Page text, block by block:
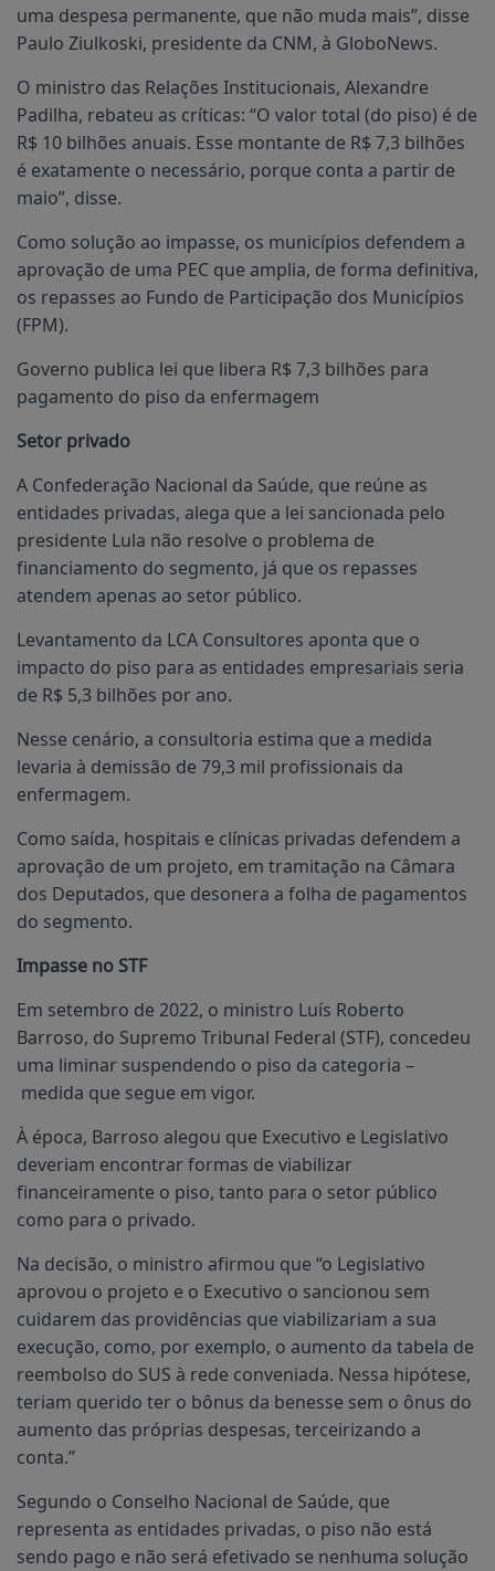
uma despesa permanente, que não muda mais”, disse
Paulo Ziulkoski, presidente da CNM, à GloboNews.
O ministro das Relações Institucionais, Alexandre
Padilha, rebateu as críticas: “O valor total (do piso) é de
R$ 10 bilhões anuais. Esse montante de R$ 7,3 bilhões
é exatamente o necessário, porque conta a partir de
maio”, disse.
Como solução ao impasse, os municípios defendem a
aprovação de uma PEC que amplia, de forma definitiva,
os repasses ao Fundo de Participação dos Municípios
(FPM).
Governo publica lei que libera R$ 7,3 bilhões para
pagamento do piso da enfermagem
Setor privado
A Confederação Nacional da Saúde, que reúne as
entidades privadas, alega que a lei sancionada pelo
presidente Lula não resolve o problema de
financiamento do segmento, já que os repasses
atendem apenas ao setor público.
Levantamento da LCA Consultores aponta que o
impacto do piso para as entidades empresariais seria
de R$ 5,3 bilhões por ano.
Nesse cenário, a consultoria estima que a medida
levaria à demissão de 79,3 mil profissionais da
enfermagem.
Como saída, hospitais e clínicas privadas defendem a
aprovação de um projeto, em tramitação na Câmara
dos Deputados, que desonera a folha de pagamentos
do segmento.
Impasse no STF
Em setembro de 2022, o ministro Luís Roberto
Barroso, do Supremo Tribunal Federal (STF), concedeu
uma liminar suspendendo o piso da categoria –
medida que segue em vigor.
À época, Barroso alegou que Executivo e Legislativo
deveriam encontrar formas de viabilizar
financeiramente o piso, tanto para o setor público
como para o privado.
Na decisão, o ministro afirmou que “o Legislativo
aprovou o projeto e o Executivo o sancionou sem
cuidarem das providências que viabilizariam a sua
execução, como, por exemplo, o aumento da tabela de
reembolso do SUS à rede conveniada. Nessa hipótese,
teriam querido ter o bônus da benesse sem o ônus do
aumento das próprias despesas, terceirizando a
conta.”
Segundo o Conselho Nacional de Saúde, que
representa as entidades privadas, o piso não está
sendo pago e não será efetivado se nenhuma solução